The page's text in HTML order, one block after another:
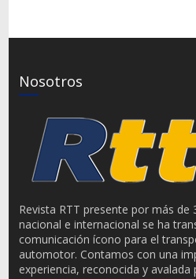
Nosotros
Revista RTT presente por más de
nacional e internacional se ha
comunicación ícono para el
automotor. Contamos con una
experiencia, reconocida y